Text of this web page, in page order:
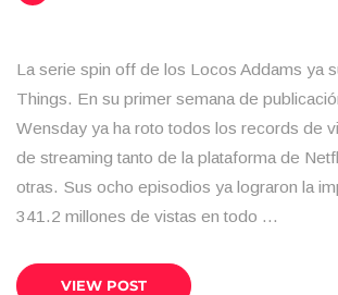
La serie spin off de los Locos Addams ya
Things. En su primer semana de
Wensday ya ha roto todos los records de
de streaming tanto de la plataforma de
otras. Sus ocho episodios ya lograron la
341.2 millones de vistas en todo …
VIEW POST